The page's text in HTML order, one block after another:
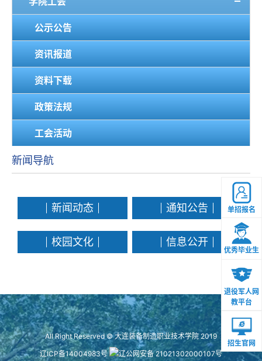
公示公告
资讯报道
资料下载
政策法规
工会活动
新闻导航
新闻动态 通知公告
校园文化 信息公开
单招报名
优秀毕业生
退役军人网
教平台
招生官网
All Right Reserved © 大连装备制造职业技术学院 2019
辽ICP备14004983号
辽公网安备 21021302000107号